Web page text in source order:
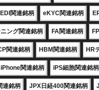
EDI関連銘柄 eKYC関連銘柄
ング関連銘柄 FA関連銘柄
関連銘柄 HBM関連銘柄 HR
iPhone関連銘柄 iPS細胞関連銘柄
連銘柄 JPX日経400関連銘柄